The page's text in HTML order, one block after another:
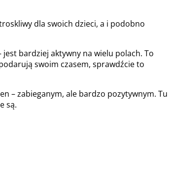
dla swoich dzieci, a i podobno
jest bardziej aktywny na wielu polach. To
swoim czasem, sprawdźcie to
– zabieganym, ale bardzo pozytywnym. Tu
są.